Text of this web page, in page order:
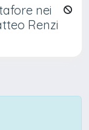
nei
Renzi